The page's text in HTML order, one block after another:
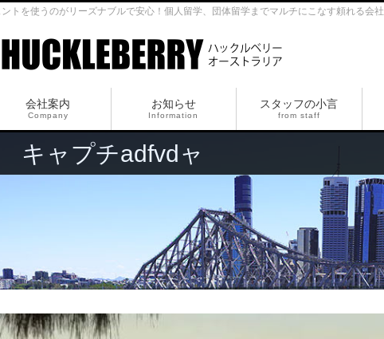
トを使うのがリーズナブルで安心！個人留学、団体留学までマルチにこなす頼れる会社
会社案内
Company
お知らせ
Information
スタッフの小言
from staff
キャプチadfvdャ